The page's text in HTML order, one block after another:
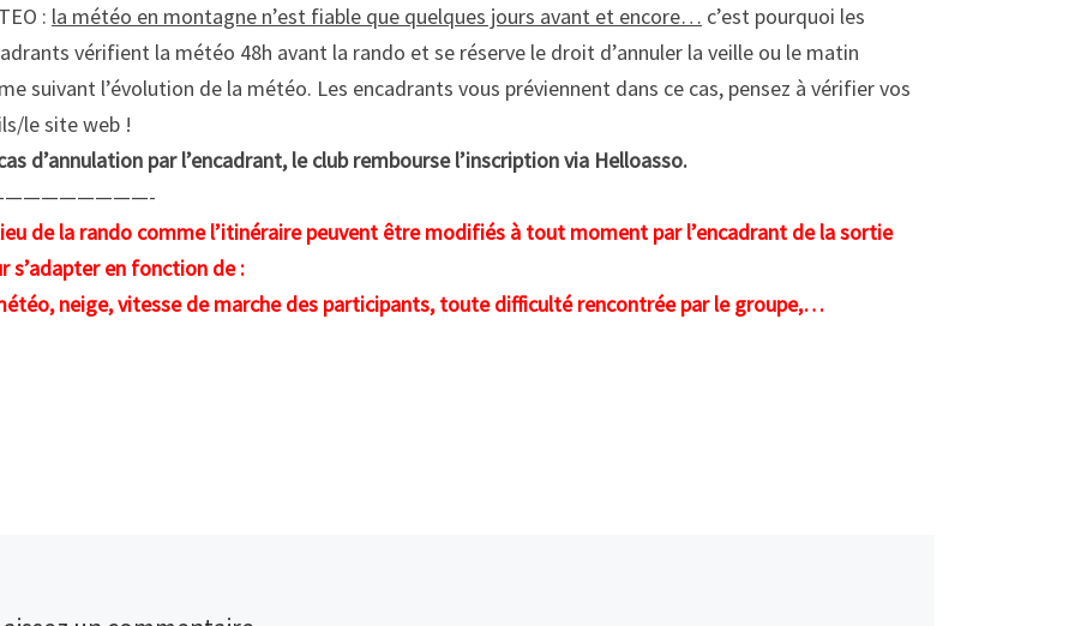
: la météo en montagne n’est fiable que quelques jours avant et encore… c’est pourquoi les
vérifient la météo 48h avant la rando et se réserve le droit d’annuler la veille ou le matin
suivant l’évolution de la météo. Les encadrants vous préviennent dans ce cas, pensez à vérifier vos
le site web !
d’annulation par l’encadrant, le club rembourse l’inscription via Helloasso.
de la rando comme l’itinéraire peuvent être modifiés à tout moment par l’encadrant de la sortie
s’adapter en fonction de :
neige, vitesse de marche des participants, toute difficulté rencontrée par le groupe,…